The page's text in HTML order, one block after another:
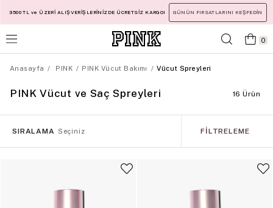
3500 TL ve ÜZERİ ALIŞVERİŞLERİNİZDE ÜCRETSİZ KARGO! GÜNÜN FIRSATLARINI KEŞFEDİN
0
Anasayfa PINK PINK Vücut Bakımı Vücut Spreyleri
PINK Vücut ve Saç Spreyleri 16 Ürün
FILTRELEME
SIRALAMA Seçiniz